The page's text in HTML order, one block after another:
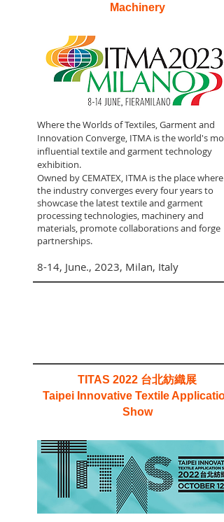
Machinery
Where the Worlds of Textiles, Garment and
Innovation Converge, ITMA is the world's
influential textile and garment technology
exhibition.
Owned by CEMATEX, ITMA is the place where
the industry converges every four years to
showcase the latest textile and garment
processing technologies, machinery and
materials, promote collaborations and forge
partnerships.
8-14, June., 2023, Milan, Italy
TITAS 2022 台北紡織展
Taipei Innovative Textile
Show